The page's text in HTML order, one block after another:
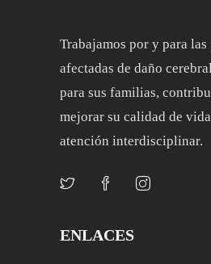
Trabajamos por y para las
afectadas de daño
para sus familias,
mejorar su calidad de
atención interdisciplinar.
ENLACES